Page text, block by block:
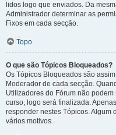
lidos logo que enviados. Da
Administrador determinar as
Fixos em cada secção.
Topo
O que são Tópicos Bloqueados?
Os Tópicos Bloqueados são
Moderador de cada secção.
Utilizadores do Fórum não
curso, logo será finalizada.
responder nestes Tópicos. Algum
vários motivos.